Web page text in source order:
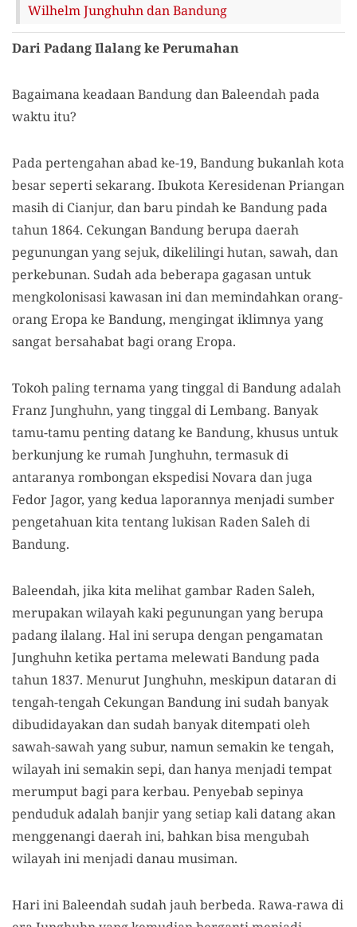
Wilhelm Junghuhn dan Bandung
Dari Padang Ilalang ke Perumahan
Bagaimana keadaan Bandung dan Baleendah pada
waktu itu?
Pada pertengahan abad ke-19, Bandung bukanlah kota
besar seperti sekarang. Ibukota Keresidenan Priangan
masih di Cianjur, dan baru pindah ke Bandung pada
tahun 1864. Cekungan Bandung berupa daerah
pegunungan yang sejuk, dikelilingi hutan, sawah, dan
perkebunan. Sudah ada beberapa gagasan untuk
mengkolonisasi kawasan ini dan memindahkan orang-
orang Eropa ke Bandung, mengingat iklimnya yang
sangat bersahabat bagi orang Eropa.
Tokoh paling ternama yang tinggal di Bandung adalah
Franz Junghuhn, yang tinggal di Lembang. Banyak
tamu-tamu penting datang ke Bandung, khusus untuk
berkunjung ke rumah Junghuhn, termasuk di
antaranya rombongan ekspedisi Novara dan juga
Fedor Jagor, yang kedua laporannya menjadi sumber
pengetahuan kita tentang lukisan Raden Saleh di
Bandung.
Baleendah, jika kita melihat gambar Raden Saleh,
merupakan wilayah kaki pegunungan yang berupa
padang ilalang. Hal ini serupa dengan pengamatan
Junghuhn ketika pertama melewati Bandung pada
tahun 1837. Menurut Junghuhn, meskipun dataran di
tengah-tengah Cekungan Bandung ini sudah banyak
dibudidayakan dan sudah banyak ditempati oleh
sawah-sawah yang subur, namun semakin ke tengah,
wilayah ini semakin sepi, dan hanya menjadi tempat
merumput bagi para kerbau. Penyebab sepinya
penduduk adalah banjir yang setiap kali datang akan
menggenangi daerah ini, bahkan bisa mengubah
wilayah ini menjadi danau musiman.
Hari ini Baleendah sudah jauh berbeda. Rawa-rawa di